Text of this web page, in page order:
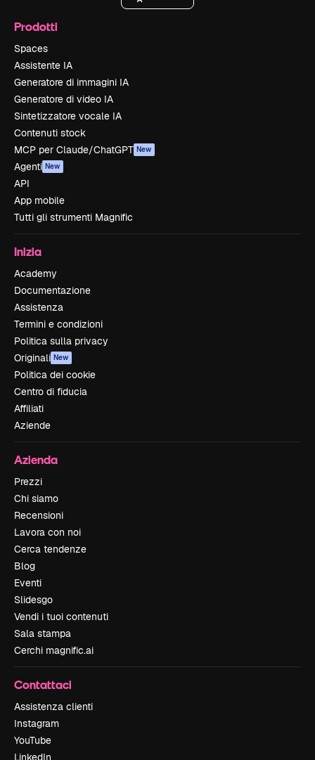
Prodotti
Spaces
Assistente IA
Generatore di immagini IA
Generatore di video IA
Sintetizzatore vocale IA
Contenuti stock
MCP per Claude/ChatGPT New
Agenti New
API
App mobile
Tutti gli strumenti Magnific
Inizia
Academy
Documentazione
Assistenza
Termini e condizioni
Politica sulla privacy
Originali New
Politica dei cookie
Centro di fiducia
Affiliati
Aziende
Azienda
Prezzi
Chi siamo
Recensioni
Lavora con noi
Cerca tendenze
Blog
Eventi
Slidesgo
Vendi i tuoi contenuti
Sala stampa
Cerchi magnific.ai
Contattaci
Assistenza clienti
Instagram
YouTube
LinkedIn